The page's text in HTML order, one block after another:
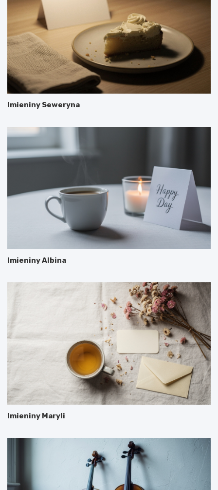
Imieniny Seweryna
Imieniny Albina
Imieniny Maryli